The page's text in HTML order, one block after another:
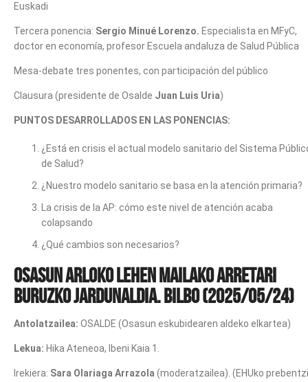
Euskadi
Tercera ponencia: Sergio Minué Lorenzo. Especialista en MFyC,
doctor en economía, profesor Escuela andaluza de Salud Pública
Mesa-debate tres ponentes, con participación del público
Clausura (presidente de Osalde Juan Luis Uria)
PUNTOS DESARROLLADOS EN LAS PONENCIAS:
¿Está en crisis el actual modelo sanitario del Sistema
de Salud?
¿Nuestro modelo sanitario se basa en la atención primaria?
La crisis de la AP: cómo este nivel de atención acaba
colapsando
¿Qué cambios son necesarios?
Osasun arloko Lehen Mailako arretari
buruzko jardunaldia. Bilbo (2025/05/24)
Antolatzailea: OSALDE (Osasun eskubidearen aldeko elkartea)
Lekua: Hika Ateneoa, Ibeni Kaia 1.
Irekiera: Sara Olariaga Arrazola (moderatzailea). (EHUko